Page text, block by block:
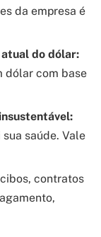
da empresa é
do dólar:
dólar com base
saúde. Vale
contratos